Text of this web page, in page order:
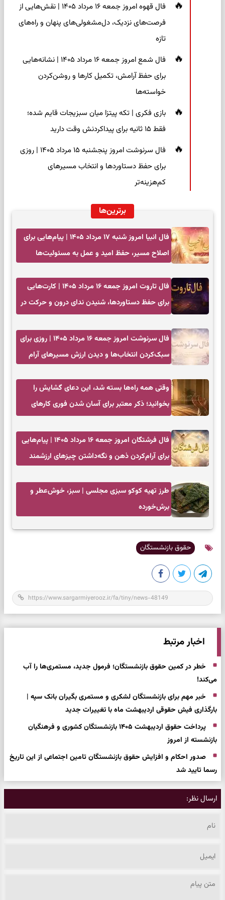
فال قهوه امروز جمعه ۱۶ مرداد ۱۴۰۵ | نقش‌هایی از
فرصت‌های نزدیک، دل‌مشغولی‌های پنهان و راه‌های
تازه
فال شمع امروز جمعه ۱۶ مرداد ۱۴۰۵ | نشانه‌هایی
برای حفظ آرامش، تکمیل کارها و روشن‌کردن
خواسته‌ها
بازی فکری | تکه پیتزا میان سبزیجات قایم شده؛
فقط ۱۵ ثانیه برای پیداکردنش وقت دارید
فال سرنوشت امروز پنجشنبه ۱۵ مرداد ۱۴۰۵ | روزی
برای حفظ دستاوردها و انتخاب مسیرهای
کم‌هزینه‌تر
برترین‌ها
فال انبیا امروز شنبه ۱۷ مرداد ۱۴۰۵ | پیام‌هایی برای
اصلاح مسیر، حفظ امید و عمل به مسئولیت‌ها
فال تاروت امروز جمعه ۱۶ مرداد ۱۴۰۵ | کارت‌هایی
برای حفظ دستاوردها، شنیدن ندای درون و حرکت در
فال سرنوشت امروز جمعه ۱۶ مرداد ۱۴۰۵ | روزی برای
سبک‌کردن انتخاب‌ها و دیدن ارزش مسیرهای آرام
وقتی همه راه‌ها بسته شد، این دعای گشایش را
بخوانید؛ ذکر معتبر برای آسان شدن فوری کارهای
فال فرشتگان امروز جمعه ۱۶ مرداد ۱۴۰۵ | پیام‌هایی
برای آرام‌کردن ذهن و نگه‌داشتن چیزهای ارزشمند
طرز تهیه کوکو سبزی مجلسی | سبز، خوش‌عطر و
برش‌خورده
حقوق بازنشستگان
اخبار مرتبط
خطر در کمین حقوق بازنشستگان؛ فرمول جدید، مستمری‌ها را آب
می‌کند!
خبر مهم برای بازنشستگان لشکری و مستمری بگیران بانک سپه |
بارگذاری فیش حقوقی اردیبهشت ماه با تغییرات جدید
پرداخت حقوق اردیبهشت ۱۴۰۵ بازنشستگان کشوری و فرهنگیان
بازنشسته از امروز
صدور احکام و افزایش حقوق بازنشستگان تامین اجتماعی از این تاریخ
رسما تایید شد
ارسال نظر: